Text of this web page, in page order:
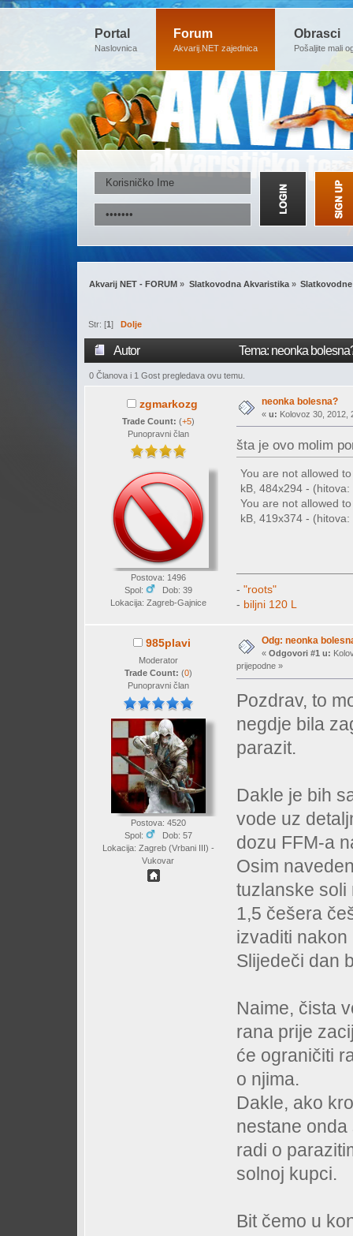
Portal
Naslovnica
Forum
Akvarij.NET zajednica
Obrasci
Pošaljite mali
Akvarij NET - FORUM » Slatkovodna Akvaristika»
Str: [1] Dolje
Autor Tema: neonka
0 Članova i 1 Gost pregledava ovu temu.
zgmarkozg
Trade Count: (+5)
Punopravni član
Postova: 1496
Spol:
Dob: 39
Lokacija: Zagreb-Gajnice
neonka bolesna?
« u: Kolovoz 30, 2012,
šta je ovo molim
You are not allowed
kB, 484x294 - (hitova:
You are not allowed
kB, 419x374 - (hitova:
- "roots"
- biljni 120 L
985plavi
Moderator
Trade Count: (0)
Punopravni član
Postova: 4520
Spol:
Dob: 57
Lokacija: Zagreb (Vrbani III) -
Vukovar
Odg: neonka
« Odgovori #1 u:
prijepodne »
Pozdrav, to
negdje bila
parazit.
Dakle je bih
vode uz
dozu FFM-a
Osim
tuzlanske soli
1,5 češera
izvaditi nakon
Slijedeči dan
Naime, čista
rana prije
će ograničiti
o njima.
Dakle, ako
nestane
radi o
solnoj kupci.
Bit čemo u